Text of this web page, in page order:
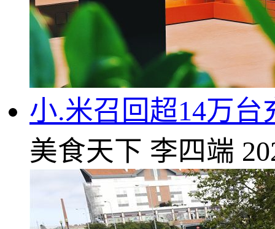
小.米召回超14万台
美食天下 李四端